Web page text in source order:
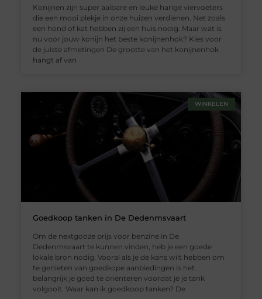
Konijnen zijn super aaibare en leuke harige viervoeters
die een mooi plekje in onze huizen verdienen. Net zoals
een hond of kat hebben zij een huis nodig. Maar wat is
nu voor jouw konijn het beste konijnenhok? Kies voor
de juiste afmetingen De grootte van het konijnenhok
hangt af van
WINKELEN
Goedkoop tanken in De Dedenmsvaart
Om de nextgooze prijs voor benzine in De
Dedenmsvaart te kunnen vinden, heb je een goede
lokale bron nodig. Vooral als je de kans wilt hebben om
te genieten van goedkope aanbiedingen is het
belangrijk je goed te oriënteren voordat je je tank
volgooit. Waar kan ik goedkoop tanken? De